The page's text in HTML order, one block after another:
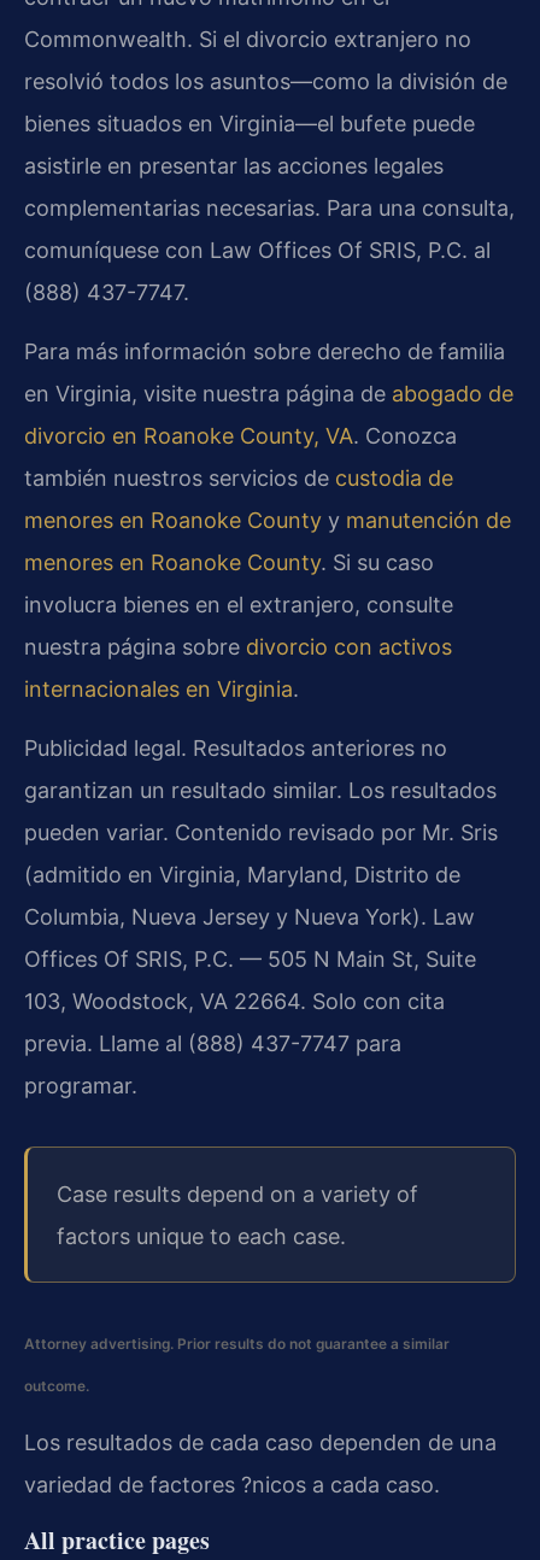
Commonwealth. Si el divorcio extranjero no
resolvió todos los asuntos—como la división de
bienes situados en Virginia—el bufete puede
asistirle en presentar las acciones legales
complementarias necesarias. Para una consulta,
comuníquese con Law Offices Of SRIS, P.C. al
(888) 437-7747.
Para más información sobre derecho de familia
en Virginia, visite nuestra página de abogado de
divorcio en Roanoke County, VA. Conozca
también nuestros servicios de custodia de
menores en Roanoke County y manutención de
menores en Roanoke County. Si su caso
involucra bienes en el extranjero, consulte
nuestra página sobre divorcio con activos
internacionales en Virginia.
Publicidad legal. Resultados anteriores no
garantizan un resultado similar. Los resultados
pueden variar. Contenido revisado por Mr. Sris
(admitido en Virginia, Maryland, Distrito de
Columbia, Nueva Jersey y Nueva York). Law
Offices Of SRIS, P.C. — 505 N Main St, Suite
103, Woodstock, VA 22664. Solo con cita
previa. Llame al (888) 437-7747 para
programar.
Case results depend on a variety of
factors unique to each case.
Attorney advertising. Prior results do not guarantee a similar
outcome.
Los resultados de cada caso dependen de una
variedad de factores ?nicos a cada caso.
All practice pages